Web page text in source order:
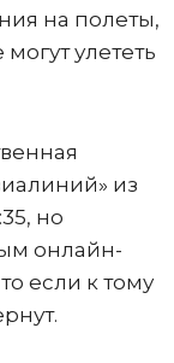
на полеты,
улететь
из
но
онлайн-
если к тому